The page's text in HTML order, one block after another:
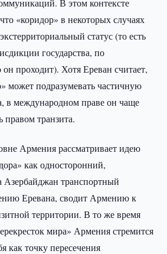
В этом контексте
«коридор» в некоторых случаях
статус (то есть
государства, по
он проходит). Хотя Ереван считает,
может подразумевать частичную
в международном праве он чаще
правом транзита.
Армения рассматривает идею
как односторонний,
транспортный
Еревана, сводит Армению к
территории. В то же время
мира» Армения стремится
как точку пересечения